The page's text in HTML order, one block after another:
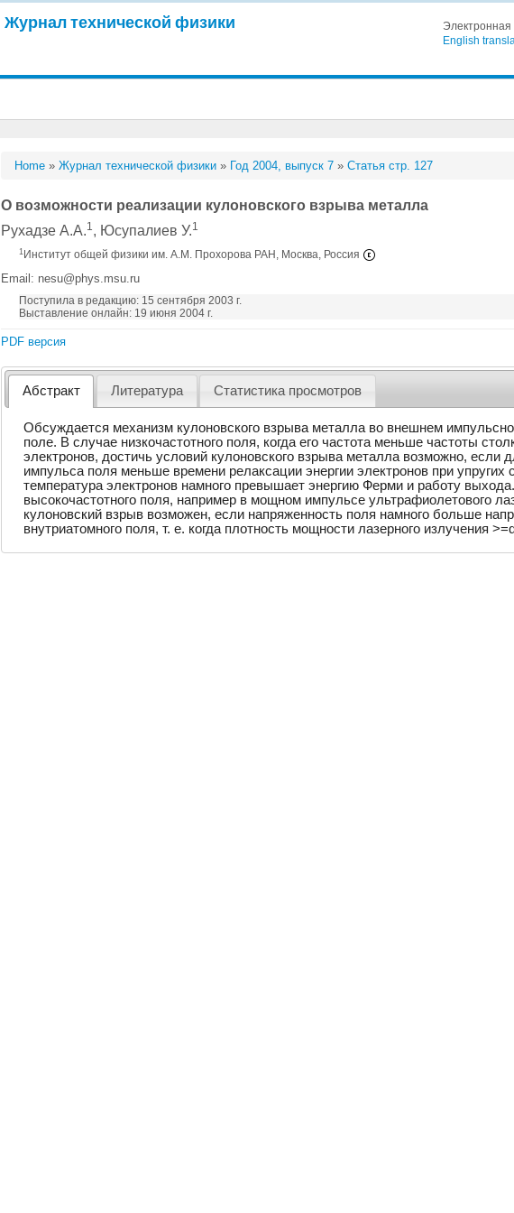
Журнал технической физики Электронная
English
Home »Журнал технической физики » Год 2004, выпуск 7 »Статья стр. 127
О возможности реализации кулоновского взрыва металла
Рухадзе А.А.1, Юсупалиев У.1
1 Институт общей физики им. А.М. Прохорова РАН, Москва, Россия
Email: nesu@phys.msu.ru
Поступила в редакцию: 15 сентября 2003 г.
Выставление онлайн: 19 июня 2004 г.
PDF версия
Абстракт Литература Статистика просмотров
Обсуждается механизм кулоновского взрыва металла во внешнем
поле. В случае низкочастотного поля, когда его частота меньше частоты
электронов, достичь условий кулоновского взрыва металла возможно, если
импульса поля меньше времени релаксации энергии электронов при упругих
температура электронов намного превышает энергию Ферми и работу
высокочастотного поля, например в мощном импульсе ультрафиолетового
кулоновский взрыв возможен, если напряженность поля намного больше
внутриатомного поля, т. е. когда плотность мощности лазерного излучения